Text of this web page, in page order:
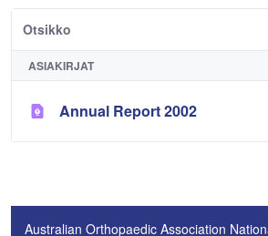
Otsikko
ASIAKIRJAT
Annual Report 2002
Australian Orthopaedic Association